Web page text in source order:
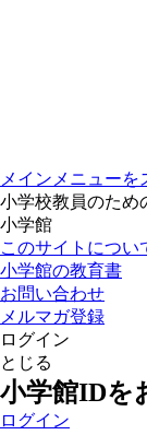
メインメニュー
小学校教員のため
小学館
このサイトについ
小学館の教育書
お問い合わせ
メルマガ登録
ログイン
とじる
小学館IDを
ログイン